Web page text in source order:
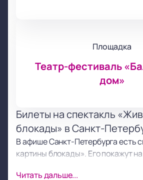
Площадка
Театр-фестиваль
дом»
Билеты на спектакль
блокады» в Санкт-
В афише Санкт-Петербурга есть
картины блокады». Его покажут
Александровский, дом 4. Вы
Читать дальше...